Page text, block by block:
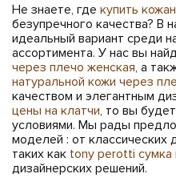
Не знаете, где купить
безупречного качества? В
идеальный вариант среди
ассортимента. У нас вы
через плечо женская, а
натуральной кожи через
качеством и элегантным
цены на клатчи, то вы
условиями. Мы рады
моделей : от классических
таких как tony perotti сумка
дизайнерских решений.